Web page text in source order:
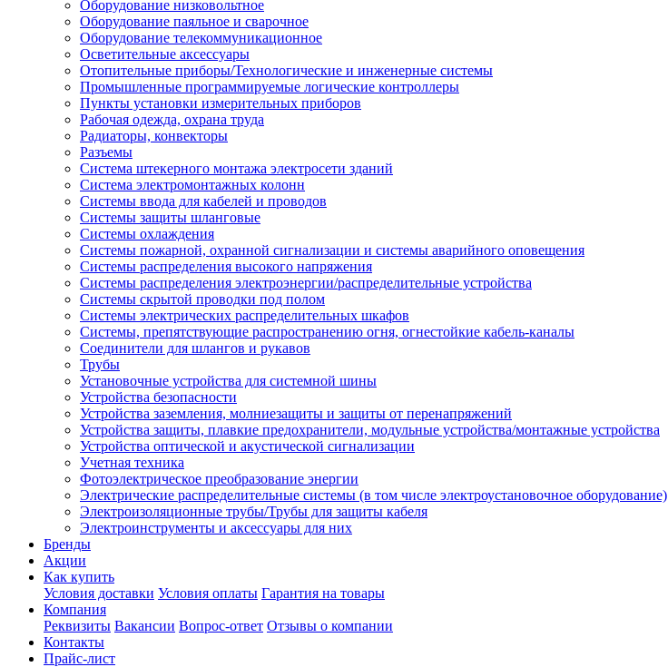
Оборудование низковольтное
Оборудование паяльное и сварочное
Оборудование телекоммуникационное
Осветительные аксессуары
Отопительные приборы/Технологические и инженерные системы
Промышленные программируемые логические контроллеры
Пункты установки измерительных приборов
Рабочая одежда, охрана труда
Радиаторы, конвекторы
Разъемы
Система штекерного монтажа электросети зданий
Система электромонтажных колонн
Системы ввода для кабелей и проводов
Системы защиты шланговые
Системы охлаждения
Системы пожарной, охранной сигнализации и системы аварийного оповещения
Системы распределения высокого напряжения
Системы распределения электроэнергии/распределительные устройства
Системы скрытой проводки под полом
Системы электрических распределительных шкафов
Системы, препятствующие распространению огня, огнестойкие кабель-каналы
Соединители для шлангов и рукавов
Трубы
Установочные устройства для системной шины
Устройства безопасности
Устройства заземления, молниезащиты и защиты от перенапряжений
Устройства защиты, плавкие предохранители, модульные устройства/монтажные устройства
Устройства оптической и акустической сигнализации
Учетная техника
Фотоэлектрическое преобразование энергии
Электрические распределительные системы (в том числе электроустановочное оборудование)
Электроизоляционные трубы/Трубы для защиты кабеля
Электроинструменты и аксессуары для них
Бренды
Акции
Как купить
Условия доставки Условия оплаты Гарантия на товары
Компания
Реквизиты Вакансии Вопрос-ответ Отзывы о компании
Контакты
Прайс-лист